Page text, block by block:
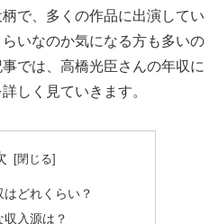
で、多くの作品に出演してい
いなのか気になる方も多いの
では、高橋光臣さんの年収に
しく見ていきます。
どれくらい？
入源は？